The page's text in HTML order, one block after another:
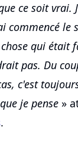
ce soit vrai.
commencé le
qui était
pas. Du
c'est
je pense »
.